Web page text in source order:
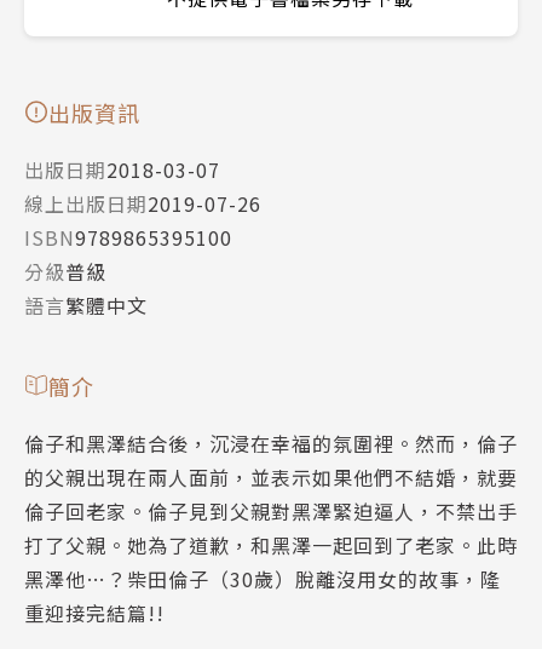
出版資訊
出版日期2018-03-07
線上出版日期2019-07-26
ISBN9789865395100
分級普級
語言繁體中文
簡介
倫子和黑澤結合後，沉浸在幸福的氛圍裡。然而，倫子
的父親出現在兩人面前，並表示如果他們不結婚，就要
倫子回老家。倫子見到父親對黑澤緊迫逼人，不禁出手
打了父親。她為了道歉，和黑澤一起回到了老家。此時
黑澤他…？柴田倫子（30歲）脫離沒用女的故事，隆
重迎接完結篇!!